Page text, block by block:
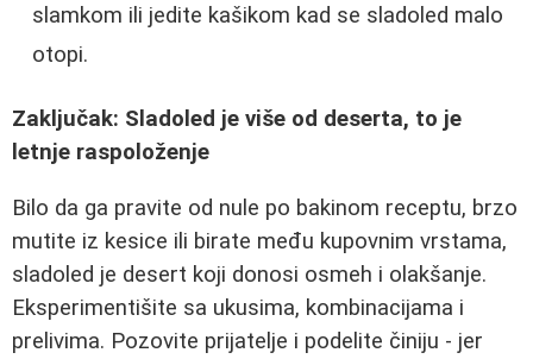
slamkom ili jedite kašikom kad se sladoled malo
otopi.
Zaključak: Sladoled je više od deserta, to je
letnje raspoloženje
Bilo da ga pravite od nule po bakinom receptu, brzo
mutite iz kesice ili birate među kupovnim vrstama,
sladoled je desert koji donosi osmeh i olakšanje.
Eksperimentišite sa ukusima, kombinacijama i
prelivima. Pozovite prijatelje i podelite činiju - jer